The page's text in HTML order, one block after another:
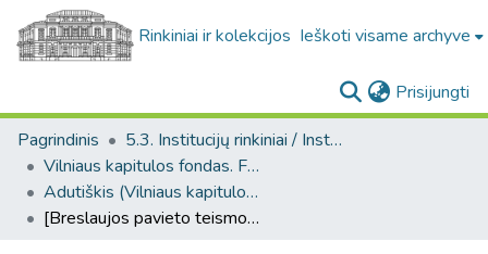
Rinkiniai ir kolekcijos Ieškoti visame archyve
Prisijungti
Pagrindinis
5.3. Institucijų rinkiniai / Institutional collections
Vilniaus kapitulos fondas. F43
Adutiškis (Vilniaus kapitulos fondas. F43. Bažnytinės valdos)
[Breslaujos pavieto teismo raštas Adutiškio dvaro valdytojui].